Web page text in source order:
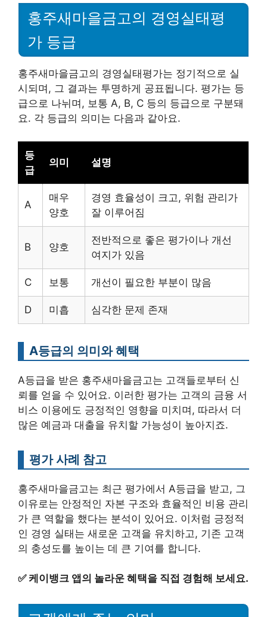
홍주새마을금고의 경영실태평
가 등급
홍주새마을금고의 경영실태평가는 정기적으로 실
시되며, 그 결과는 투명하게 공표됩니다. 평가는 등
급으로 나뉘며, 보통 A, B, C 등의 등급으로 구분돼
요. 각 등급의 의미는 다음과 같아요.
등
급
의미 설명
A
매우
양호
경영 효율성이 크고, 위험 관리가
잘 이루어짐
B 양호
전반적으로 좋은 평가이나 개선
여지가 있음
C 보통 개선이 필요한 부분이 많음
D 미흡 심각한 문제 존재
A등급의 의미와 혜택
A등급을 받은 홍주새마을금고는 고객들로부터 신
뢰를 얻을 수 있어요. 이러한 평가는 고객의 금융 서
비스 이용에도 긍정적인 영향을 미치며, 따라서 더
많은 예금과 대출을 유치할 가능성이 높아지죠.
평가 사례 참고
홍주새마을금고는 최근 평가에서 A등급을 받고, 그
이유로는 안정적인 자본 구조와 효율적인 비용 관리
가 큰 역할을 했다는 분석이 있어요. 이처럼 긍정적
인 경영 실태는 새로운 고객을 유치하고, 기존 고객
의 충성도를 높이는 데 큰 기여를 합니다.
✅케이뱅크 앱의 놀라운 혜택을 직접 경험해 보세요.